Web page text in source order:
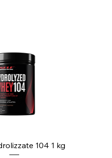
rapida104 1 kg